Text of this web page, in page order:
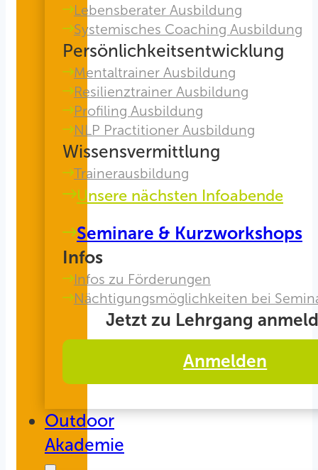
Lebensberater Ausbildung
Systemisches Coaching Ausbildung
Persönlichkeitsentwicklung
Mentaltrainer Ausbildung
Resilienztrainer Ausbildung
Profiling Ausbildung
NLP Practitioner Ausbildung
Wissensvermittlung
Trainerausbildung
Unsere nächsten Infoabende
Seminare & Kurzworkshops
Infos
Infos zu Förderungen
Nächtigungsmöglichkeiten bei
Jetzt zu Lehrgang
Anmelden
Outdoor
Akademie